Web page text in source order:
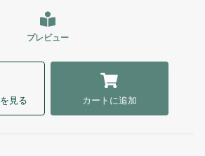
プレビュー
見る カートに追加